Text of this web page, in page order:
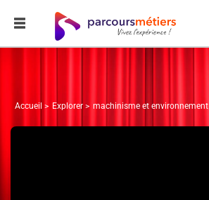
Accueil Explorer machinisme et environnement